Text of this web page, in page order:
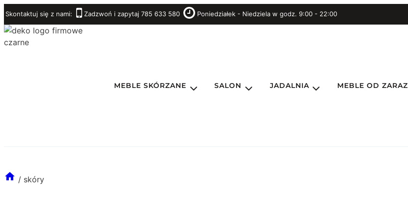
Przejdź
treści
Skontaktuj się z nami: Zadzwoń i zapytaj 785 633 580 Poniedziałek - Niedziela w godz. 9:00 - 22:00
MEBLE SKÓRZANE SALON JADALNIA MEBLE OD ZARAZ
/ skóry